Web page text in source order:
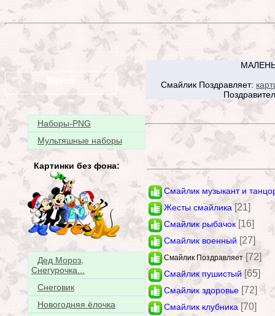
Наборы-PNG
Мультяшные наборы
Картинки без фона:
Дед Мороз,
Снегурочка...
Снеговик
Новогодняя ёлочка
Смайлик Поздравляет:
Смайлик музыкант и
Жесты смайлика [21]
Смайлик рыбачок [16]
Смайлик военный [27]
Смайлик Поздравляет [72]
Смайлик пушистый [65]
Смайлик здоровье [72]
Смайлик клубника [70]